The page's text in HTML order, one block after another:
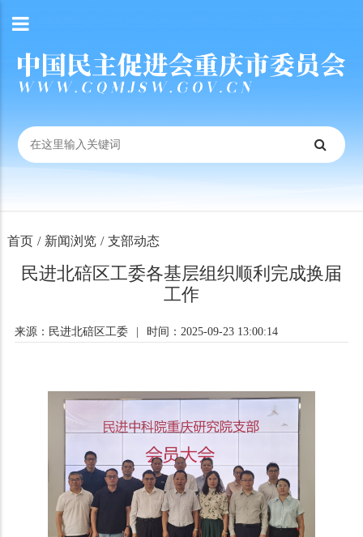
首页 / 新闻浏览 / 支部动态
民进北碚区工委各基层组织顺利完成换届
工作
来源：民进北碚区工委 时间：2025-09-23 13:00:14